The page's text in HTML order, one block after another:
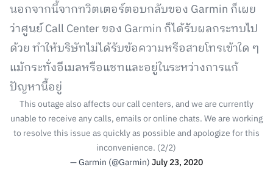
นอกจากนี้จากทวิตเตอร์ตอบกลับของ Garmin ก็เผย
ว่าศูนย์ Call Center ของ Garmin ก็ได้รับผลกระทบไป
ด้วย ทำให้บริษัทไม่ได้รับข้อความหรือสายโทรเข้าใด ๆ
แม้กระทั่งอีเมลหรือแชทและอยู่ในระหว่างการแก้
ปัญหานี้อยู่
This outage also affects our call centers, and we are currently
unable to receive any calls, emails or online chats. We are working
to resolve this issue as quickly as possible and apologize for this
inconvenience. (2/2)
— Garmin (@Garmin)July 23, 2020